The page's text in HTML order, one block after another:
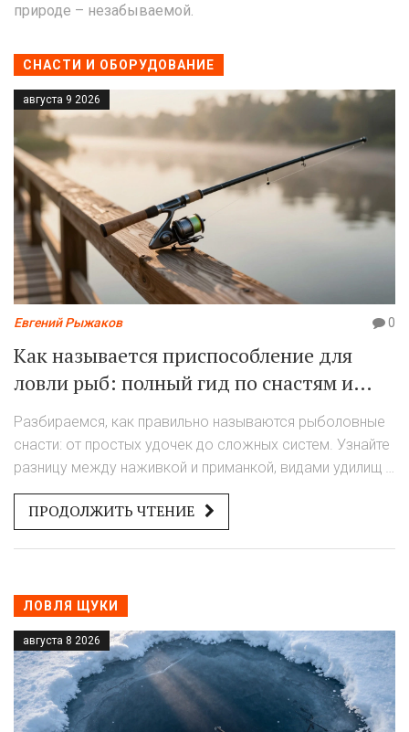
природе – незабываемой.
СНАСТИ И ОБОРУДОВАНИЕ
августа 9 2026
Евгений Рыжаков 0
Как называется приспособление для
ловли рыб: полный гид по снастям и
терминам
Разбираемся, как правильно называются рыболовные
снасти: от простых удочек до сложных систем. Узнайте
разницу между наживкой и приманкой, видами удилищ и
катушек.
ПРОДОЛЖИТЬ ЧТЕНИЕ
ЛОВЛЯ ЩУКИ
августа 8 2026